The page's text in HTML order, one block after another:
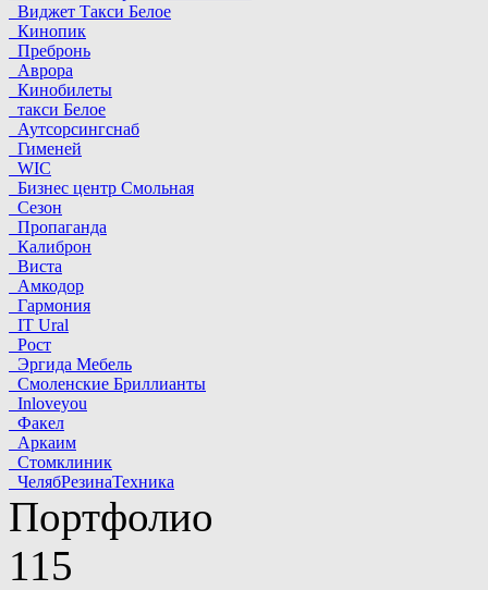
Виджет Такси Белое
Кинопик
Пребронь
Аврора
Кинобилеты
такси Белое
Аутсорсингснаб
Гименей
WIC
Бизнес центр Смольная
Сезон
Пропаганда
Калиброн
Виста
Амкодор
Гармония
IT Ural
Рост
Эргида Мебель
Смоленские Бриллианты
Inloveyou
Факел
Аркаим
Стомклиник
ЧелябРезинаТехника
Портфолио
115